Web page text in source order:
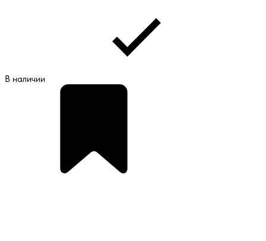
В наличии